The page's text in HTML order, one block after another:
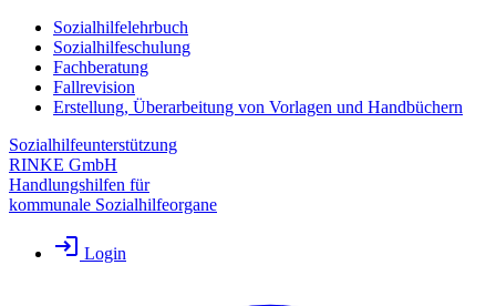
Sozialhilfelehrbuch
Sozialhilfeschulung
Fachberatung
Fallrevision
Erstellung, Überarbeitung von Vorlagen und Handbüchern
Sozialhilfeunterstützung
RINKE GmbH
Handlungshilfen für
kommunale Sozialhilfeorgane
Login